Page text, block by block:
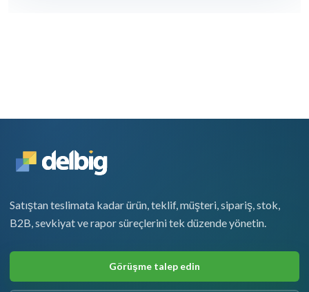
Satıştan teslimata kadar ürün, teklif, müşteri, sipariş, stok,
B2B, sevkiyat ve rapor süreçlerini tek düzende yönetin.
Görüşme talep edin